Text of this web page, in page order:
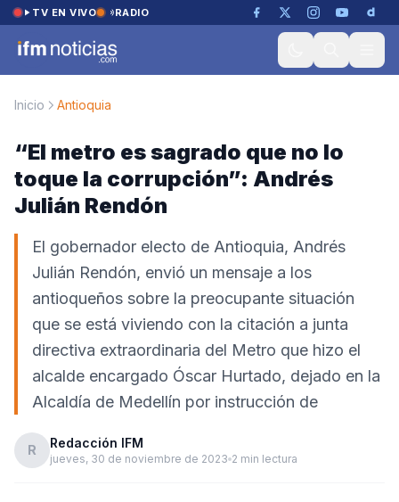
Saltar al contenido
TV EN VIVO RADIO
Inicio Antioquia
“El metro es sagrado que no lo
toque la corrupción”: Andrés
Julián Rendón
El gobernador electo de Antioquia, Andrés
Julián Rendón, envió un mensaje a los
antioqueños sobre la preocupante situación
que se está viviendo con la citación a junta
directiva extraordinaria del Metro que hizo el
alcalde encargado Óscar Hurtado, dejado en la
Alcaldía de Medellín por instrucción de
R Redacción IFM
jueves, 30 de noviembre de 2023 2 min lectura